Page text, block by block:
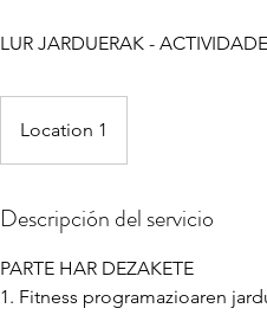
LUR JARDUERAK -
Location 1
Descripción del servicio
PARTE HAR DEZAKETE
1. Fitness programazioaren